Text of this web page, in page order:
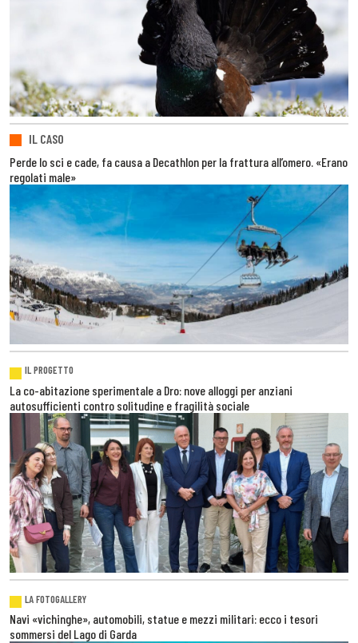
IL CASO
Perde lo sci e cade, fa causa a Decathlon per la frattura all’omero. «Erano
regolati male»
IL PROGETTO
La co-abitazione sperimentale a Dro: nove alloggi per anziani
autosufficienti contro solitudine e fragilità sociale
LA FOTOGALLERY
Navi «vichinghe», automobili, statue e mezzi militari: ecco i tesori
sommersi del Lago di Garda